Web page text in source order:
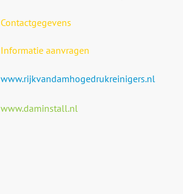
Contactgegevens
Informatie aanvragen
www.rijkvandamhogedrukreinigers.nl
www.daminstall.nl